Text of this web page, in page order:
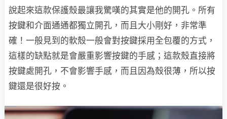
說起來這款保護殼最讓我驚嘆的其實是他的開孔。所有
按鍵和介面通通都獨立開孔，而且大小剛好，非常準
確！一般見到的軟殼一般會對按鍵採用全包覆的方式，
這樣的缺點就是會嚴重影響按鍵的手感；這款殼直接將
按鍵處開孔，不會影響手感，而且因為殼很薄，所以按
鍵還是很好按。